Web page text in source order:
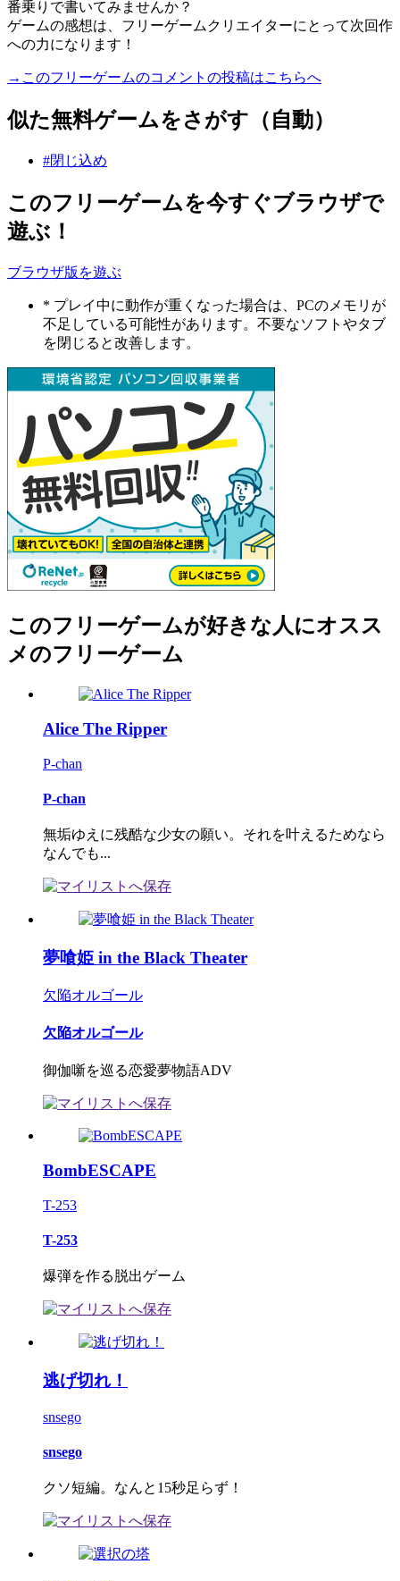
番乗りで書いてみませんか？
ゲームの感想は、フリーゲームクリエイターにとって次回作
への力になります！
→このフリーゲームのコメントの投稿はこちらへ
似た無料ゲームをさがす（自動）
#閉じ込め
このフリーゲームを今すぐブラウザで
遊ぶ！
ブラウザ版を遊ぶ
* プレイ中に動作が重くなった場合は、PCのメモリが
不足している可能性があります。不要なソフトやタブ
を閉じると改善します。
このフリーゲームが好きな人にオスス
メのフリーゲーム
Alice The Ripper
P-chan
P-chan
無垢ゆえに残酷な少女の願い。それを叶えるためなら
なんでも...
夢喰姫 in the Black Theater
欠陥オルゴール
欠陥オルゴール
御伽噺を巡る恋愛夢物語ADV
BombESCAPE
T-253
T-253
爆弾を作る脱出ゲーム
逃げ切れ！
snsego
snsego
クソ短編。なんと15秒足らず！